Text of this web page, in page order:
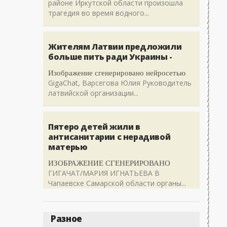
районе Иркутской области произошла
трагедия во время водного...
Жителям Латвии предложили
больше пить ради Украины -
Изображение сгенерировано нейросетью
GigaChat, Варсегова Юлия Руководитель
латвийской организации...
Пятеро детей жили в
антисанитарии с нерадивой
матерью
ИЗОБРАЖЕНИЕ СГЕНЕРИРОВАНО
ГИГАЧАТ/МАРИЯ ИГНАТЬЕВА В
Чапаевске Самарской области органы...
Разное